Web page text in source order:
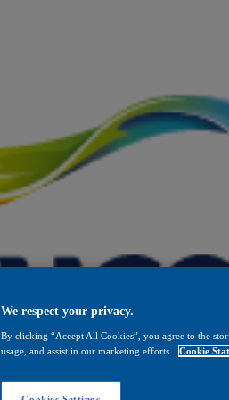
We respect your privacy.
By clicking “Accept All Cookies”, you agree to the
usage, and assist in our marketing efforts.
Cookie